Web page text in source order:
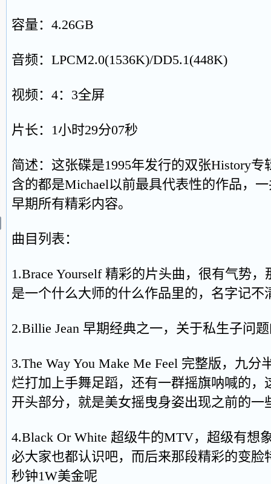
容量：4.26GB
音频：LPCM2.0(1536K)/DD5.1(448K)
视频：4：3全屏
片长：1小时29分07秒
简述：这张碟是1995年发行的双张History
含的都是Michael以前最具代表性的作品，
早期所有精彩内容。
曲目列表：
1.Brace Yourself 精彩的片头曲，很有气势
是一个什么大师的什么作品里的，名字记不
2.Billie Jean 早期经典之一，关于私生子问
3.The Way You Make Me Feel 完整版，九
烂打加上手舞足蹈，还有一群摇旗呐喊的，
开头部分，就是美女摇曳身姿出现之前的一
4.Black Or White 超级牛的MTV，超级有想
必大家也都认识吧，而后来那段精彩的变脸
秒钟1W美金呢